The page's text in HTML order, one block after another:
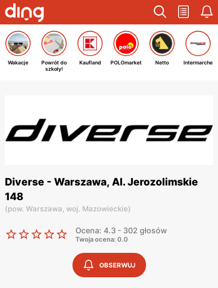
Wakacje
Powrót do
szkoły!
Kaufland POLOmarket Netto Intermarche
Diverse - Warszawa, Al. Jerozolimskie
148
(pow. Warszawa, woj. Mazowieckie)
Ocena: 4.3 - 302 głosów
Twoja ocena: 0.0
OBSERWUJ